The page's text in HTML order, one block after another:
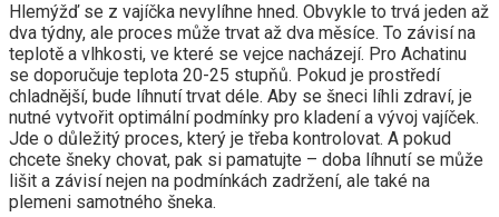
Hlemýžď ​​se z vajíčka nevylíhne hned. Obvykle to trvá jeden až
dva týdny, ale proces může trvat až dva měsíce. To závisí na
teplotě a vlhkosti, ve které se vejce nacházejí. Pro Achatinu
se doporučuje teplota 20-25 stupňů. Pokud je prostředí
chladnější, bude líhnutí trvat déle. Aby se šneci líhli zdraví, je
nutné vytvořit optimální podmínky pro kladení a vývoj vajíček.
Jde o důležitý proces, který je třeba kontrolovat. A pokud
chcete šneky chovat, pak si pamatujte – doba líhnutí se může
lišit a závisí nejen na podmínkách zadržení, ale také na
plemeni samotného šneka.